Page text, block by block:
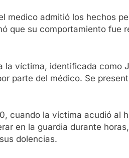
medico admitió los hechos
que su comportamiento
víctima, identificada como
parte del médico. Se
cuando la víctima acudió al
en la guardia durante
dolencias.